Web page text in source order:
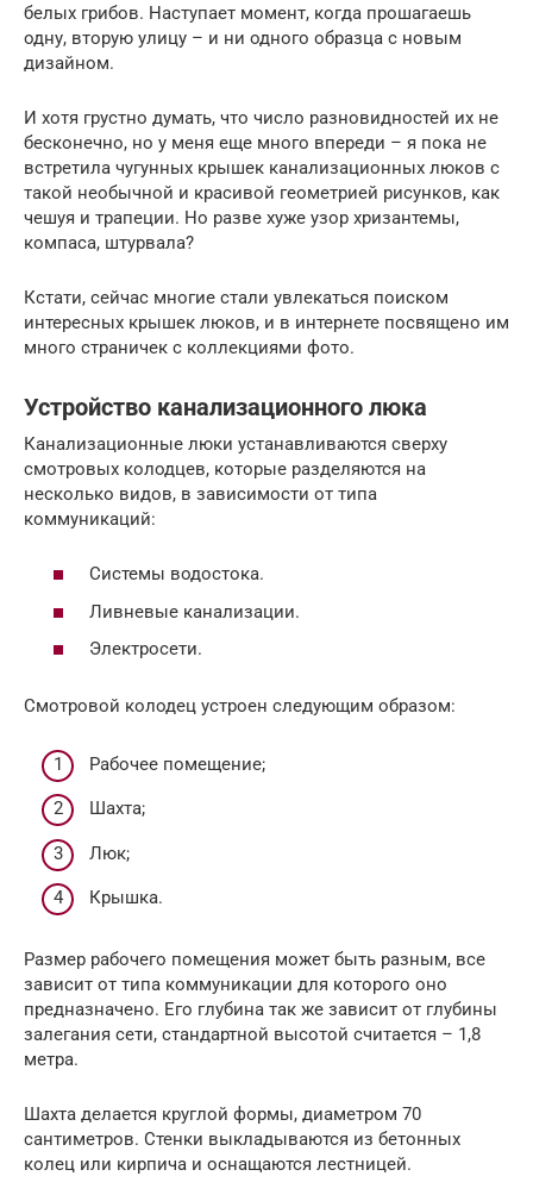
белых грибов. Наступает момент, когда прошагаешь
одну, вторую улицу – и ни одного образца с новым
дизайном.
И хотя грустно думать, что число разновидностей их не
бесконечно, но у меня еще много впереди – я пока не
встретила чугунных крышек канализационных люков с
такой необычной и красивой геометрией рисунков, как
чешуя и трапеции. Но разве хуже узор хризантемы,
компаса, штурвала?
Кстати, сейчас многие стали увлекаться поиском
интересных крышек люков, и в интернете посвящено им
много страничек с коллекциями фото.
Устройство канализационного люка
Канализационные люки устанавливаются сверху
смотровых колодцев, которые разделяются на
несколько видов, в зависимости от типа
коммуникаций:
Системы водостока.
Ливневые канализации.
Электросети.
Смотровой колодец устроен следующим образом:
Рабочее помещение;
Шахта;
Люк;
Крышка.
Размер рабочего помещения может быть разным, все
зависит от типа коммуникации для которого оно
предназначено. Его глубина так же зависит от глубины
залегания сети, стандартной высотой считается – 1,8
метра.
Шахта делается круглой формы, диаметром 70
сантиметров. Стенки выкладываются из бетонных
колец или кирпича и оснащаются лестницей.